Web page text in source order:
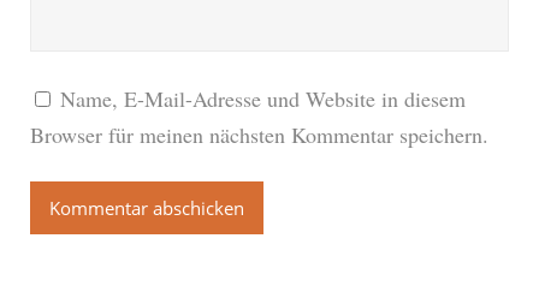
Name, E-Mail-Adresse und Website in diesem
Browser für meinen nächsten Kommentar speichern.